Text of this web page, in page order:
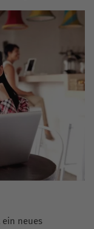
ein neues